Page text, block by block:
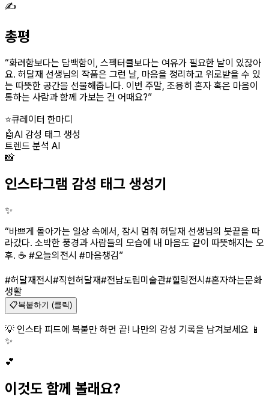
✍️
총평
“화려함보다는 담백함이, 스펙터클보다는 여유가 필요한 날이 있잖아
요. 허달재 선생님의 작품은 그런 날, 마음을 정리하고 위로받을 수 있
는 따뜻한 공간을 선물해줍니다. 이번 주말, 조용히 혼자 혹은 마음이
통하는 사람과 함께 가보는 건 어때요?”
⭐큐레이터 한마디
🤖AI 감성 태그 생성
트렌드 분석 AI
📸
인스타그램 감성 태그 생성기
✨
“바쁘게 돌아가는 일상 속에서, 잠시 멈춰 허달재 선생님의 붓끝을 따
라갔다. 소박한 풍경과 사람들의 모습에 내 마음도 같이 따뜻해지는 오
후. ☕️ #오늘의전시 #마음챙김”
#허달재전시 #직헌허달재#전남도립미술관#힐링전시 #혼자하는문화
생활
📋복붙하기 (클릭)
💡 인스타 피드에 복붙만 하면 끝! 나만의 감성 기록을 남겨보세요 📱
✨
💕
이것도 함께 볼래요?